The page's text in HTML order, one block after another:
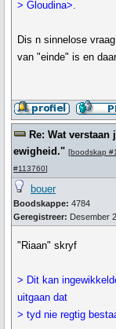
> Gloudina>.
Dis n sinnelose
van "einde" is en
Re: Wat
ewigheid." [boodskap
#113760]
bouer
Boodskappe: 4784
Geregistreer: Desember
"Riaan" skryf
> Dit kan
uitgaan dat
> tyd nie regtig